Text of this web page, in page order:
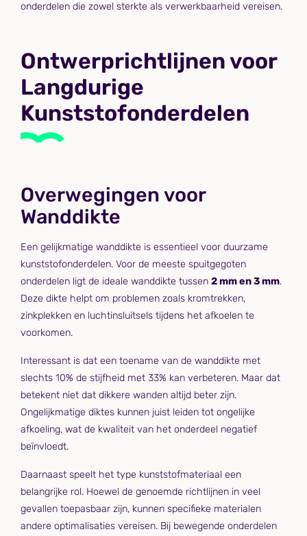
onderdelen die zowel sterkte als verwerkbaarheid vereisen.
Ontwerprichtlijnen voor
Langdurige
Kunststofonderdelen
Overwegingen voor
Wanddikte
Een gelijkmatige wanddikte is essentieel voor duurzame
kunststofonderdelen. Voor de meeste spuitgegoten
onderdelen ligt de ideale wanddikte tussen2 mm en 3 mm.
Deze dikte helpt om problemen zoals kromtrekken,
zinkplekken en luchtinsluitsels tijdens het afkoelen te
voorkomen.
Interessant is dat een toename van de wanddikte met
slechts 10% de stijfheid met 33% kan verbeteren. Maar dat
betekent niet dat dikkere wanden altijd beter zijn.
Ongelijkmatige diktes kunnen juist leiden tot ongelijke
afkoeling, wat de kwaliteit van het onderdeel negatief
beïnvloedt.
Daarnaast speelt het type kunststofmateriaal een
belangrijke rol. Hoewel de genoemde richtlijnen in veel
gevallen toepasbaar zijn, kunnen specifieke materialen
andere optimalisaties vereisen. Bij bewegende onderdelen